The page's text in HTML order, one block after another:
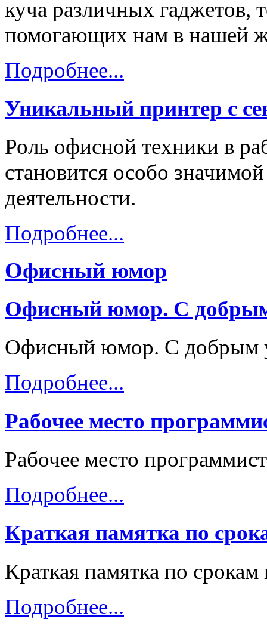
куча различных гаджетов,
помогающих нам в нашей
Подробнее...
Уникальный принтер с
Роль офисной техники в
становится особо
деятельности.
Подробнее...
Офисный юмор
Офисный юмор. С
Офисный юмор. С добрым
Подробнее...
Рабочее место
Рабочее место
Подробнее...
Краткая памятка по
Краткая памятка по
Подробнее...